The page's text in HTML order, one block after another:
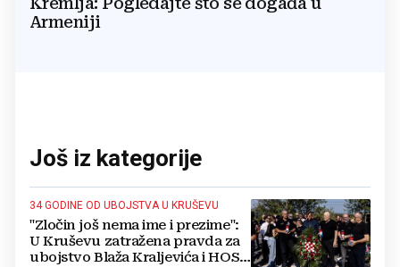
Armeniji
Još iz kategorije
34 GODINE OD UBOJSTVA U KRUŠEVU
"Zločin još nema ime i prezime":
U Kruševu zatražena pravda za
ubojstvo Blaža Kraljevića i HOS-